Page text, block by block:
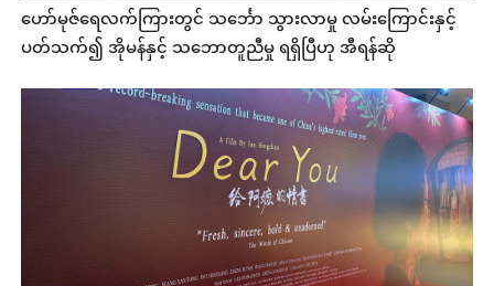
ဟော်မုဇ်ရေလက်ကြားတွင် သင်္ဘော သွားလာမှု လမ်းကြောင်းနှင့်
ပတ်သက်၍ အိုမန်နှင့် သဘောတူညီမှု ရရှိပြီဟု အီရန်ဆို